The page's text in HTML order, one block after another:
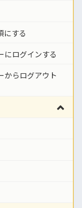
にする
にログインする
からログアウト